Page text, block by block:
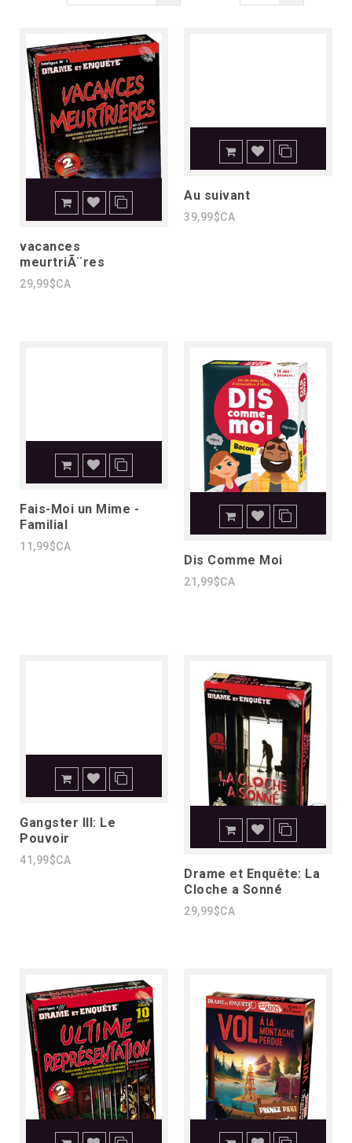
vacances
meurtriÃ¨res
29,99$CA
Au suivant
39,99$CA
Fais-Moi un Mime -
Familial
11,99$CA
Dis Comme Moi
21,99$CA
Gangster III: Le
Pouvoir
41,99$CA
Drame et Enquête: La
Cloche a Sonné
29,99$CA